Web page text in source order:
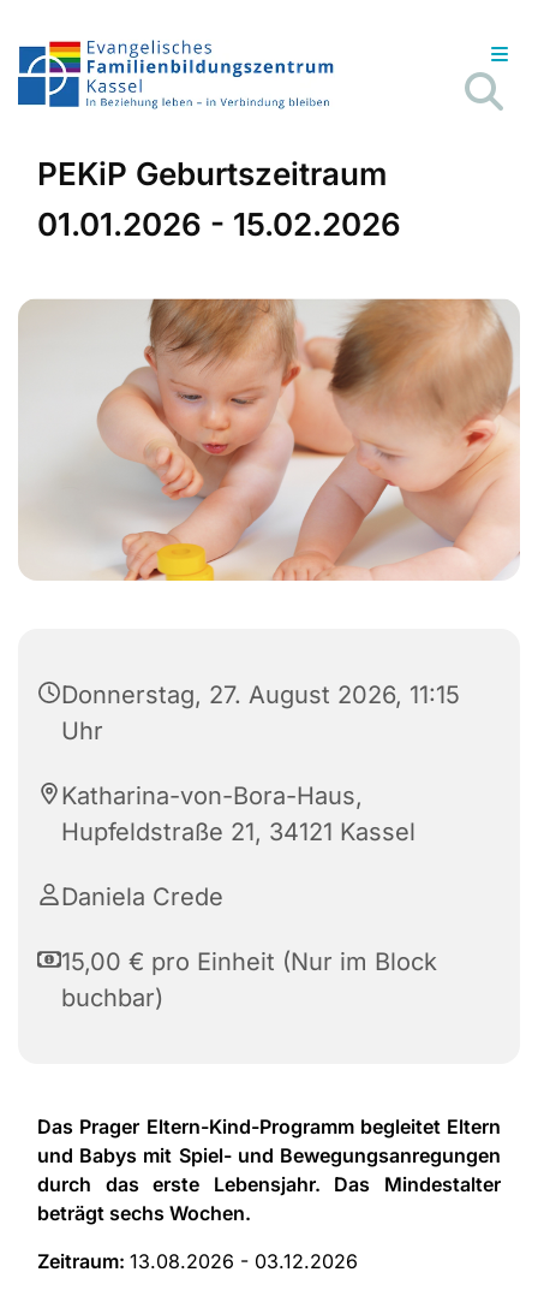
PEKiP Geburtszeitraum
01.01.2026 - 15.02.2026
Donnerstag, 27. August 2026, 11:15
Uhr
Katharina-von-Bora-Haus,
Hupfeldstraße 21, 34121 Kassel
Daniela Crede
15,00 € pro Einheit (Nur im Block
buchbar)
Das Prager Eltern-Kind-Programm begleitet Eltern
und Babys mit Spiel- und Bewegungsanregungen
durch das erste Lebensjahr. Das Mindestalter
beträgt sechs Wochen.
Zeitraum: 13.08.2026 - 03.12.2026